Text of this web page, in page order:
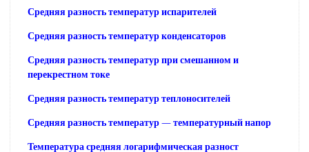
Средняя разность температур испарителей
Средняя разность температур конденсаторов
Средняя разность температур при смешанном и
перекрестном токе
Средняя разность температур теплоносителей
Средняя разность температур — температурный напор
Температура средняя логарифмическая разност